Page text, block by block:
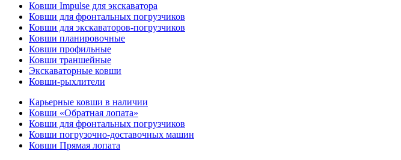
Ковши Impulse для экскаватора
Ковши для фронтальных погрузчиков
Ковши для экскаваторов-погрузчиков
Ковши планировочные
Ковши профильные
Ковши траншейные
Экскаваторные ковши
Ковши-рыхлители
Карьерные ковши в наличии
Ковши «Обратная лопата»
Ковши для фронтальных погрузчиков
Ковши погрузочно-доставочных машин
Ковши Прямая лопата